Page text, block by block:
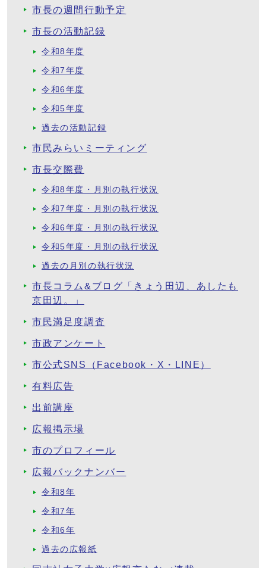
市長の週間行動予定
市長の活動記録
令和8年度
令和7年度
令和6年度
令和5年度
過去の活動記録
市民みらいミーティング
市長交際費
令和8年度・月別の執行状況
令和7年度・月別の執行状況
令和6年度・月別の執行状況
令和5年度・月別の執行状況
過去の月別の執行状況
市長コラム&ブログ「きょう田辺、あしたも
京田辺。」
市民満足度調査
市政アンケート
市公式SNS（Facebook・X・LINE）
有料広告
出前講座
広報掲示場
市のプロフィール
広報バックナンバー
令和8年
令和7年
令和6年
過去の広報紙